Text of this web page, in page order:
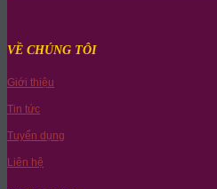
VỀ CHÚNG TÔI
Giới thiệu
Tin tức
Tuyển dụng
Liên hệ